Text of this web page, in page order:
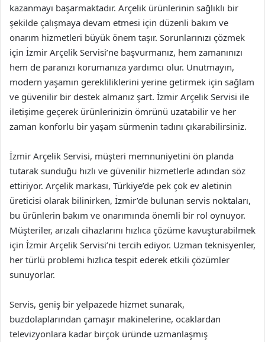
kazanmayı başarmaktadır. Arçelik ürünlerinin sağlıklı bir
şekilde çalışmaya devam etmesi için düzenli bakım ve
onarım hizmetleri büyük önem taşır. Sorunlarınızı çözmek
için İzmir Arçelik Servisi’ne başvurmanız, hem zamanınızı
hem de paranızı korumanıza yardımcı olur. Unutmayın,
modern yaşamın gerekliliklerini yerine getirmek için sağlam
ve güvenilir bir destek almanız şart. İzmir Arçelik Servisi ile
iletişime geçerek ürünlerinizin ömrünü uzatabilir ve her
zaman konforlu bir yaşam sürmenin tadını çıkarabilirsiniz.
İzmir Arçelik Servisi, müşteri memnuniyetini ön planda
tutarak sunduğu hızlı ve güvenilir hizmetlerle adından söz
ettiriyor. Arçelik markası, Türkiye’de pek çok ev aletinin
üreticisi olarak bilinirken, İzmir’de bulunan servis noktaları,
bu ürünlerin bakım ve onarımında önemli bir rol oynuyor.
Müşteriler, arızalı cihazlarını hızlıca çözüme kavuşturabilmek
için İzmir Arçelik Servisi’ni tercih ediyor. Uzman teknisyenler,
her türlü problemi hızlıca tespit ederek etkili çözümler
sunuyorlar.
Servis, geniş bir yelpazede hizmet sunarak,
buzdolaplarından çamaşır makinelerine, ocaklardan
televizyonlara kadar birçok üründe uzmanlaşmış